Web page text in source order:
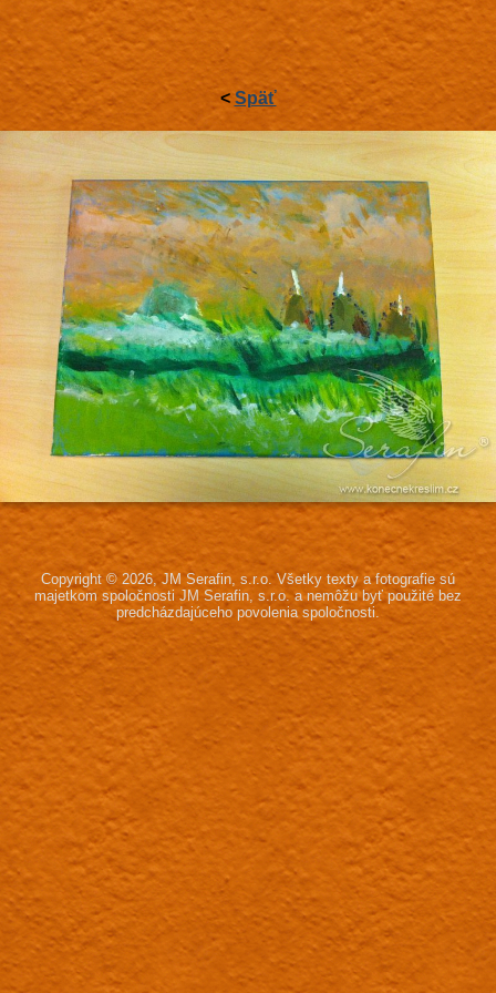
< Späť
Copyright © 2026, JM Serafin, s.r.o. Všetky texty a fotografie sú
majetkom spoločnosti JM Serafin, s.r.o. a nemôžu byť použité bez
predcházdajúceho povolenia spoločnosti.